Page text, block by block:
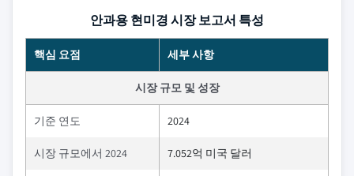
안과용 현미경 시장 보고서 특성
핵심 요점 세부 사항
시장 규모 및 성장
기준 연도 2024
시장 규모에서 2024 7.052억 미국 달러